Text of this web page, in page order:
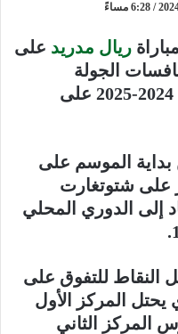
ريال مدريد على
الجولة
السابعة من الدوري الإسباني 2024-2025 على
بداية الموسم على
على شتوتغارت
إلى الدوري المحلي
النقاط للتفوق على
يحتل المركز الأول
المركز الثاني